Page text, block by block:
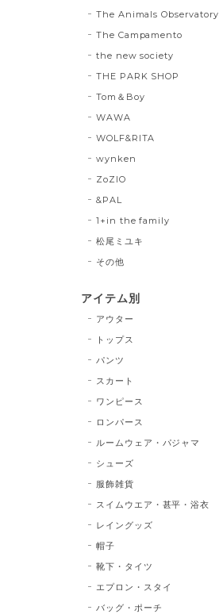
The Animals Observatory
The Campamento
the new society
THE PARK SHOP
Tom＆Boy
WAWA
WOLF&RITA
wynken
ZoZIO
&PAL
1+in the family
松尾ミユキ
その他
アイテム別
アウター
トップス
パンツ
スカート
ワンピース
ロンパース
ルームウェア・パジャマ
シューズ
服飾雑貨
スイムウエア・甚平・浴衣
レイングッズ
帽子
靴下・タイツ
エプロン・スタイ
バッグ・ポーチ